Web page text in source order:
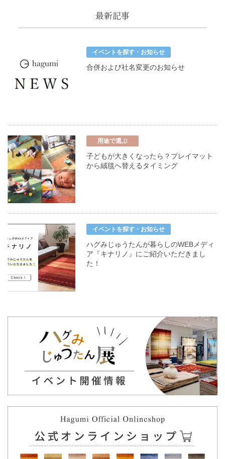
最新記事
イベントを探す・お知らせ
合併および社名変更のお知らせ
用途で選ぶ
子どもが大きくなったら？プレイマット
から絨毯へ替えるタイミング
イベントを探す・お知らせ
ハグみじゅうたんが暮らしのWEBメディ
ア『キナリノ』にご紹介いただきまし
た！